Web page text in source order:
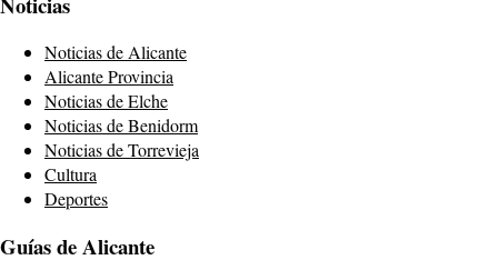
Noticias de Alicante
Alicante Provincia
Noticias de Elche
Noticias de Benidorm
Noticias de Torrevieja
Cultura
Deportes
Guías de Alicante